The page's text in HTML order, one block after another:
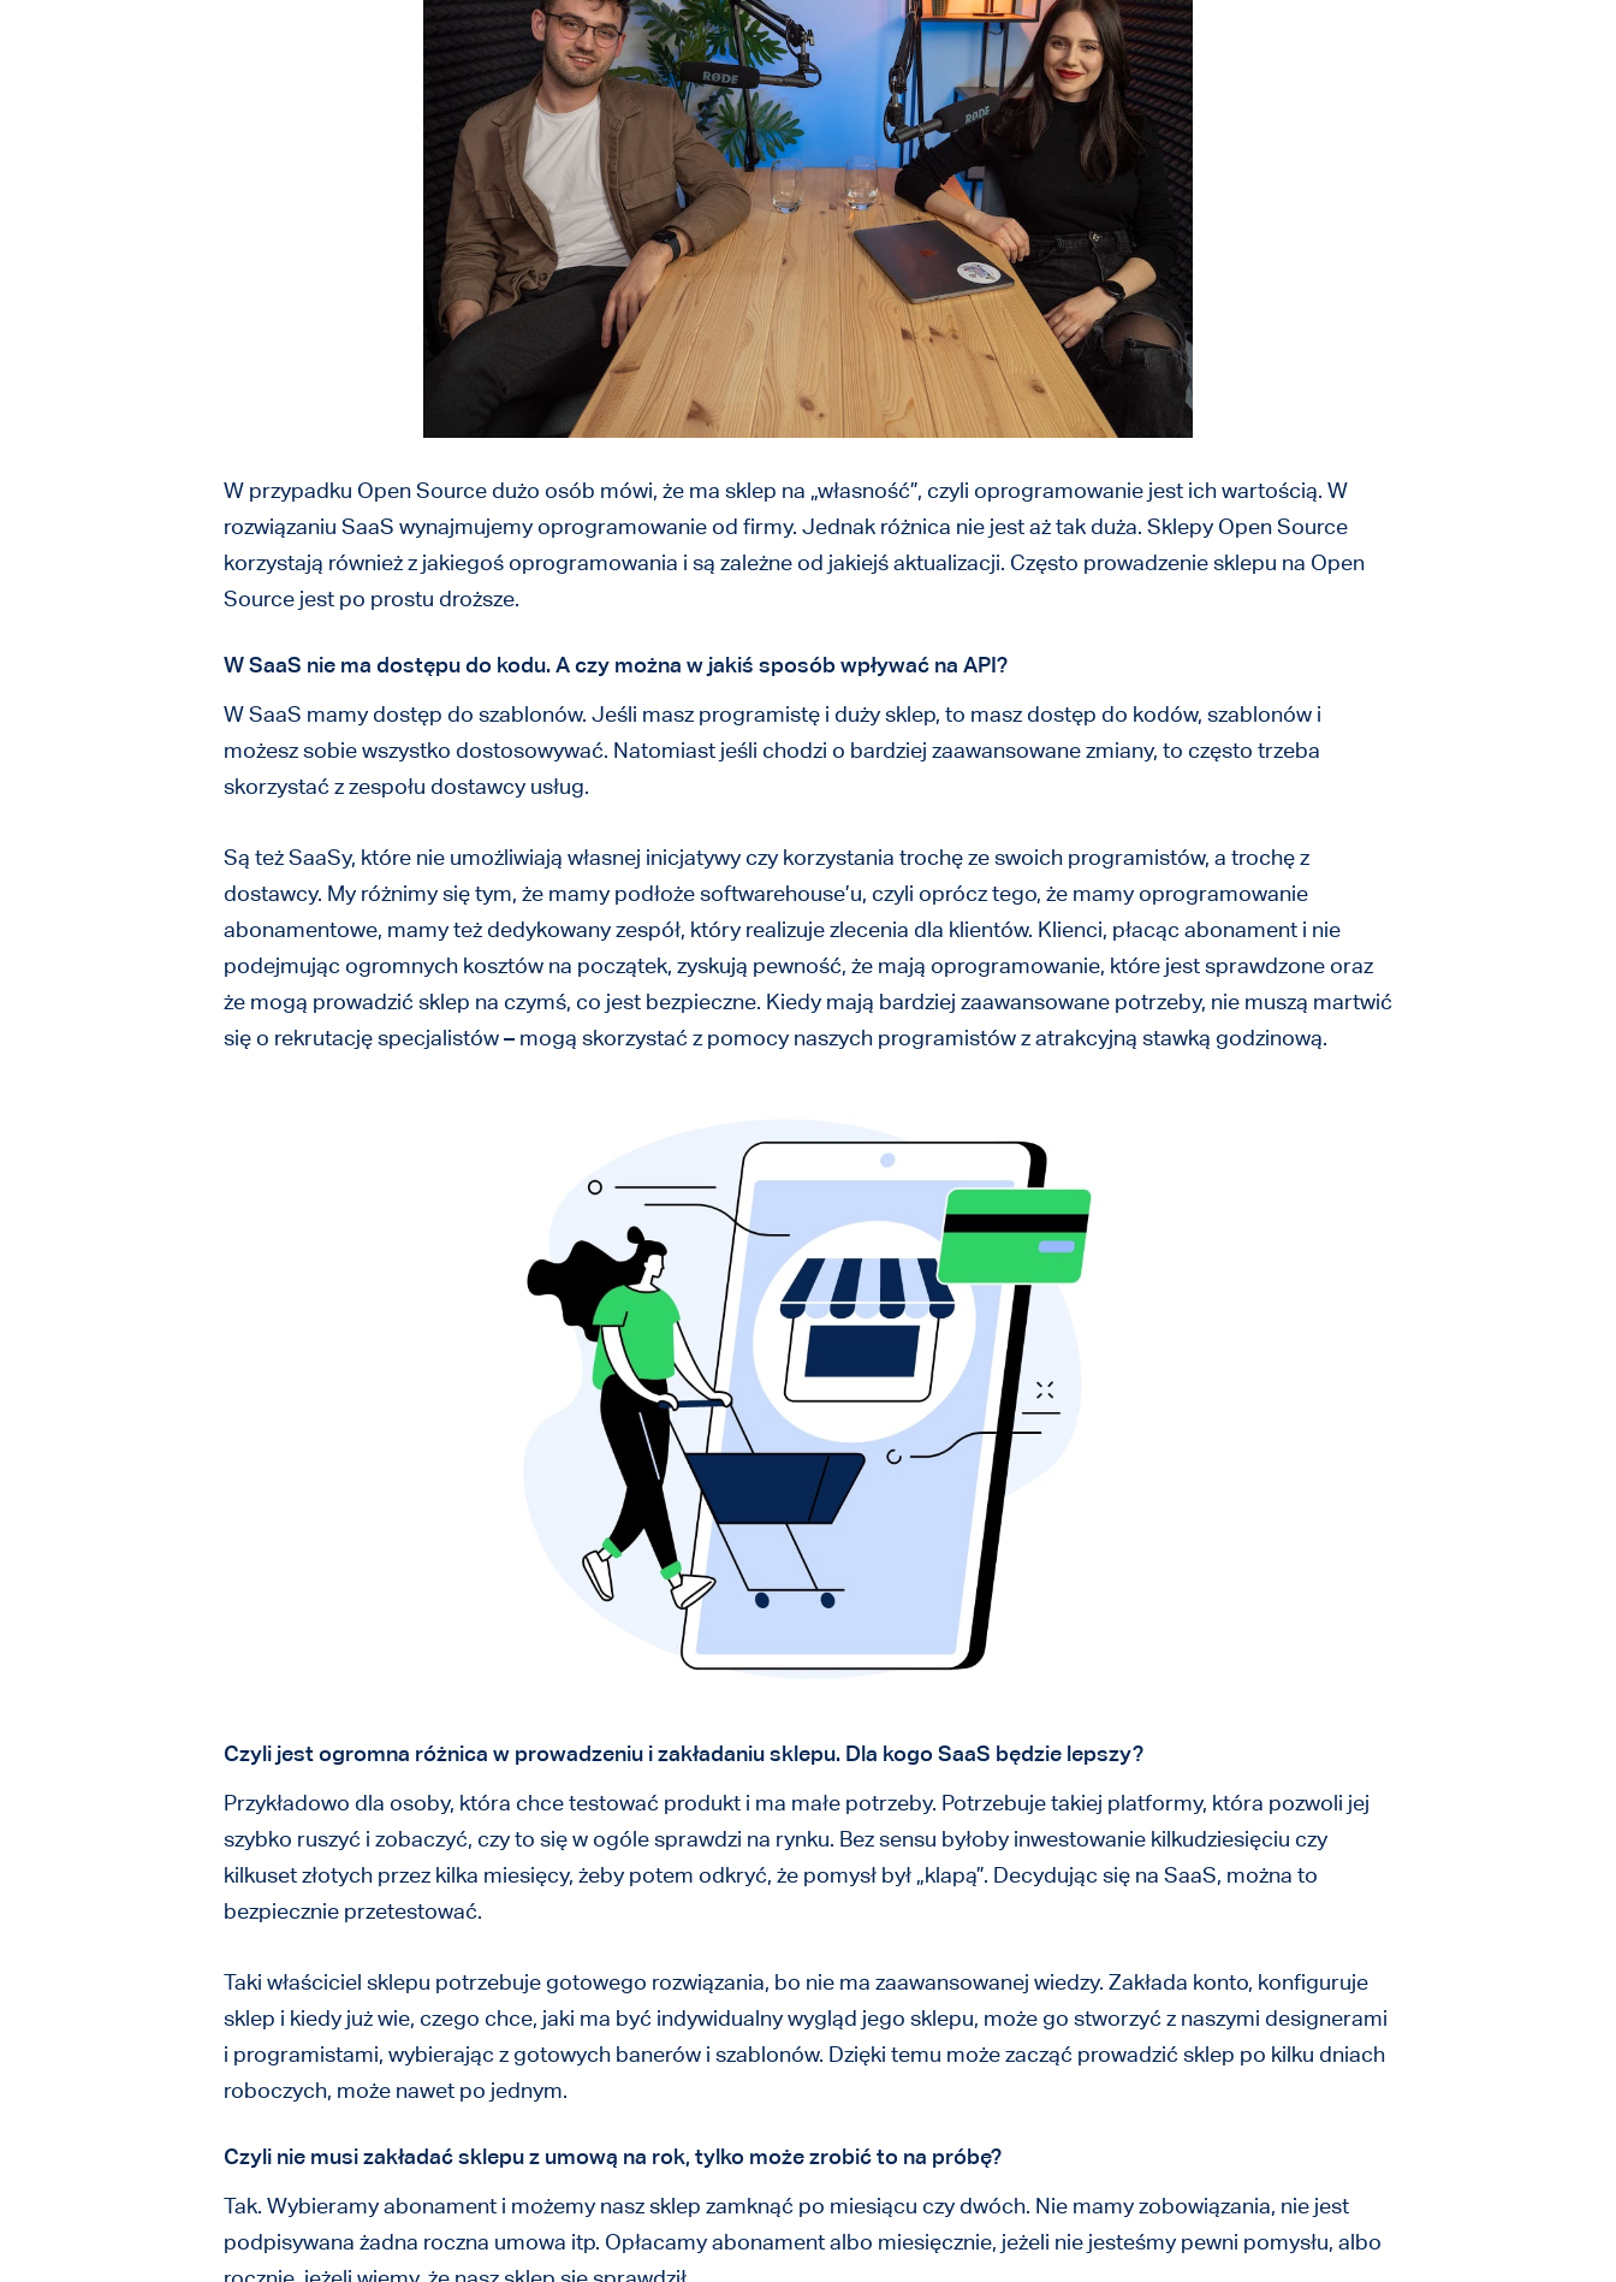
W przypadku Open Source dużo osób mówi, że ma sklep na „własność”, czyli oprogramowanie jest ich wartością. W
rozwiązaniu SaaS wynajmujemy oprogramowanie od firmy. Jednak różnica nie jest aż tak duża. Sklepy Open Source
korzystają również z jakiegoś oprogramowania i są zależne od jakiejś aktualizacji. Często prowadzenie sklepu na Open
Source jest po prostu droższe.
W SaaS nie ma dostępu do kodu. A czy można w jakiś sposób wpływać na API?
W SaaS mamy dostęp do szablonów. Jeśli masz programistę i duży sklep, to masz dostęp do kodów, szablonów i
możesz sobie wszystko dostosowywać. Natomiast jeśli chodzi o bardziej zaawansowane zmiany, to często trzeba
skorzystać z zespołu dostawcy usług.
Są też SaaSy, które nie umożliwiają własnej inicjatywy czy korzystania trochę ze swoich programistów, a trochę z
dostawcy. My różnimy się tym, że mamy podłoże softwarehouse’u, czyli oprócz tego, że mamy oprogramowanie
abonamentowe, mamy też dedykowany zespół, który realizuje zlecenia dla klientów. Klienci, płacąc abonament i nie
podejmując ogromnych kosztów na początek, zyskują pewność, że mają oprogramowanie, które jest sprawdzone oraz
że mogą prowadzić sklep na czymś, co jest bezpieczne. Kiedy mają bardziej zaawansowane potrzeby, nie muszą martwić
się o rekrutację specjalistów – mogą skorzystać z pomocy naszych programistów z atrakcyjną stawką godzinową.
Czyli jest ogromna różnica w prowadzeniu i zakładaniu sklepu. Dla kogo SaaS będzie lepszy?
Przykładowo dla osoby, która chce testować produkt i ma małe potrzeby. Potrzebuje takiej platformy, która pozwoli jej
szybko ruszyć i zobaczyć, czy to się w ogóle sprawdzi na rynku. Bez sensu byłoby inwestowanie kilkudziesięciu czy
kilkuset złotych przez kilka miesięcy, żeby potem odkryć, że pomysł był „klapą”. Decydując się na SaaS, można to
bezpiecznie przetestować.
Taki właściciel sklepu potrzebuje gotowego rozwiązania, bo nie ma zaawansowanej wiedzy. Zakłada konto, konfiguruje
sklep i kiedy już wie, czego chce, jaki ma być indywidualny wygląd jego sklepu, może go stworzyć z naszymi designerami
i programistami, wybierając z gotowych banerów i szablonów. Dzięki temu może zacząć prowadzić sklep po kilku dniach
roboczych, może nawet po jednym.
Czyli nie musi zakładać sklepu z umową na rok, tylko może zrobić to na próbę?
Tak. Wybieramy abonament i możemy nasz sklep zamknąć po miesiącu czy dwóch. Nie mamy zobowiązania, nie jest
podpisywana żadna roczna umowa itp. Opłacamy abonament albo miesięcznie, jeżeli nie jesteśmy pewni pomysłu, albo